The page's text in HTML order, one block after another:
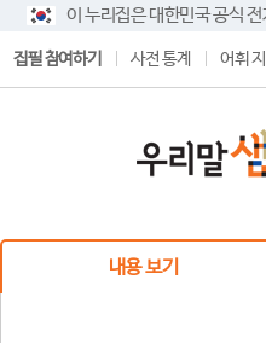
이 누리집은 대한민국 공식
집필 참여하기 사전 통계 어휘
내용 보기